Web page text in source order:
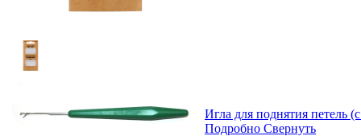
Игла для поднятия петель
Подробно Свернуть